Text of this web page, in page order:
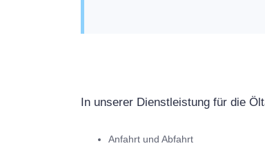
In unserer Dienstleistung für die
Anfahrt und Abfahrt